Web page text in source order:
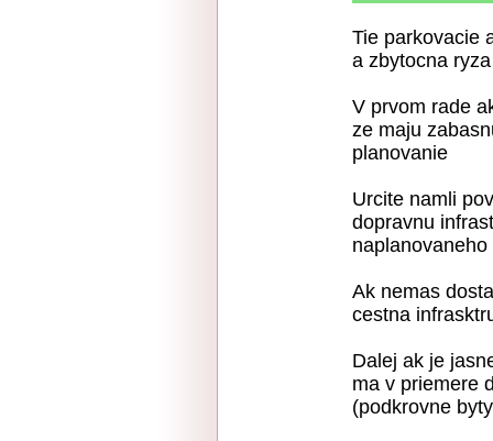
Tie parkovacie
a zbytocna
V prvom rade
ze maju
planovanie
Urcite namli
dopravnu
Ak nemas
cestna
Dalej ak je
ma v priemere
(podkrovne